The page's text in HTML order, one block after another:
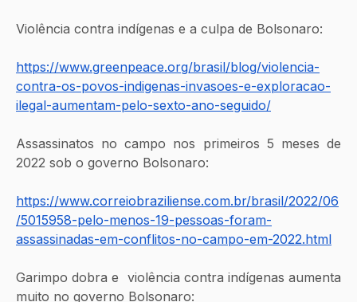
Violência contra indígenas e a culpa de Bolsonaro:
https://www.greenpeace.org/brasil/blog/violencia-
contra-os-povos-indigenas-invasoes-e-exploracao-
ilegal-aumentam-pelo-sexto-ano-seguido/
Assassinatos no campo nos primeiros 5 meses de
2022 sob o governo Bolsonaro:
https://www.correiobraziliense.com.br/brasil/2022/06
/5015958-pelo-menos-19-pessoas-foram-
assassinadas-em-conflitos-no-campo-em-2022.html
Garimpo dobra e  violência contra indígenas aumenta
muito no governo Bolsonaro: